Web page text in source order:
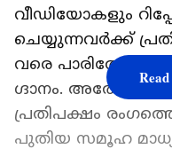
വീഡിയോകളും
ചെയ്യുന്നവർക്ക്
വരെ
ഗ്ദാനം. അതേസമയം,
പ്രതിപക്ഷം
പുതിയ സമൂഹ